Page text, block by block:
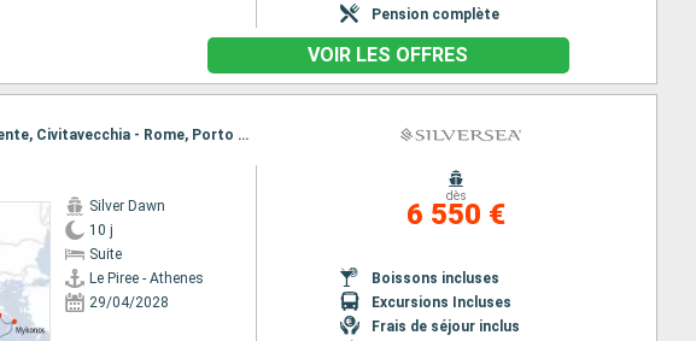
Pension complète
VOIR LES OFFRES
Itinéraire : Le Piree - Athenes, Mykonos, La Valette, Naxos Di Giardini, Sorrente, Civitavecchia - Rome, Porto Santo Stefano, Monaco Monte-Carlo
Silver Dawn
10 j
Suite
Le Piree - Athenes
29/04/2028
dès
6 550 €
Boissons incluses
Excursions Incluses
Frais de séjour inclus